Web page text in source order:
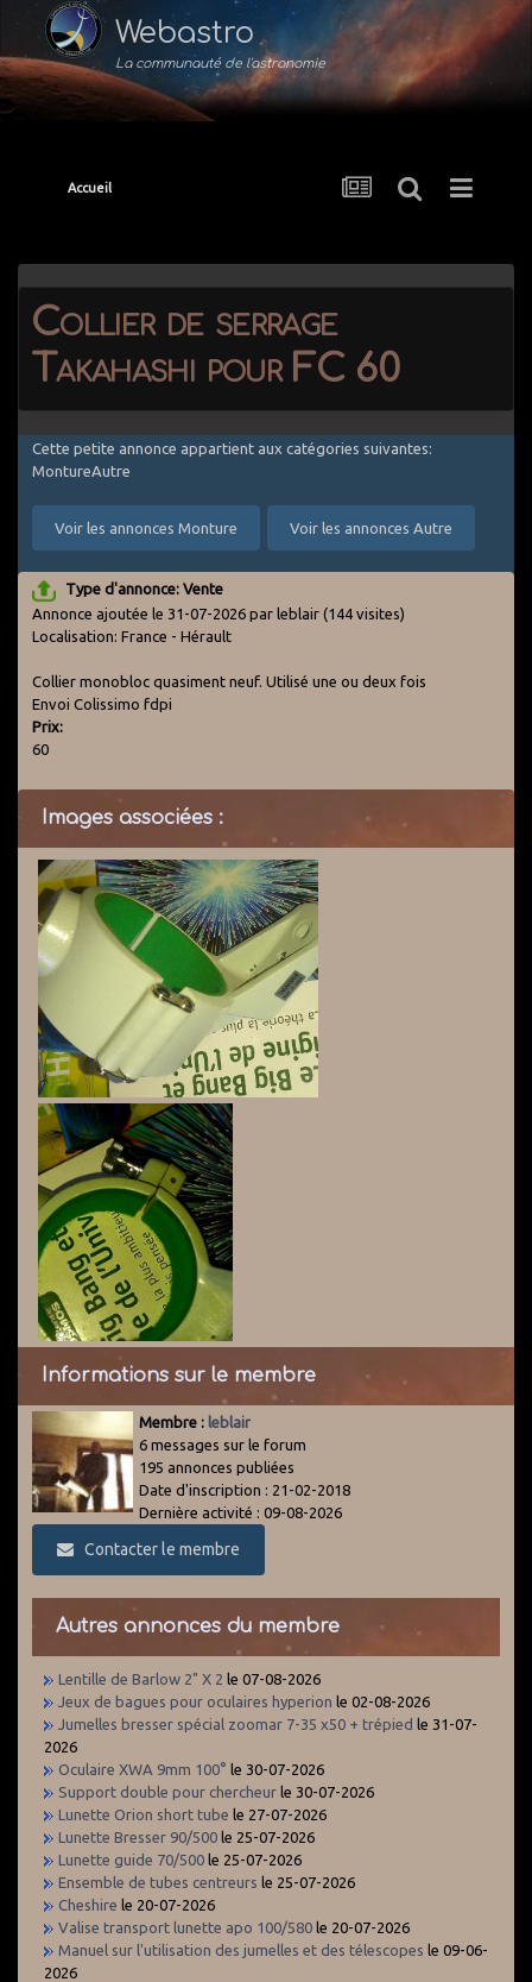
Webastro
La communauté de l'astronomie
Accueil
Collier de serrage
Takahashi pour FC 60
Cette petite annonce appartient aux catégories suivantes:
MontureAutre
Voir les annonces Monture Voir les annonces Autre
Type d'annonce: Vente
Annonce ajoutée le 31-07-2026 par leblair (144 visites)
Localisation: France - Hérault
Collier monobloc quasiment neuf. Utilisé une ou deux fois
Envoi Colissimo fdpi
Prix:
60
Images associées :
Informations sur le membre
Membre : leblair
6 messages sur le forum
195 annonces publiées
Date d'inscription : 21-02-2018
Dernière activité : 09-08-2026
Contacter le membre
Autres annonces du membre
Lentille de Barlow 2" X 2 le 07-08-2026
Jeux de bagues pour oculaires hyperion le 02-08-2026
Jumelles bresser spécial zoomar 7-35 x50 + trépied le 31-07-
2026
Oculaire XWA 9mm 100° le 30-07-2026
Support double pour chercheur le 30-07-2026
Lunette Orion short tube le 27-07-2026
Lunette Bresser 90/500 le 25-07-2026
Lunette guide 70/500 le 25-07-2026
Ensemble de tubes centreurs le 25-07-2026
Cheshire le 20-07-2026
Valise transport lunette apo 100/580 le 20-07-2026
Manuel sur l'utilisation des jumelles et des télescopes le 09-06-
2026